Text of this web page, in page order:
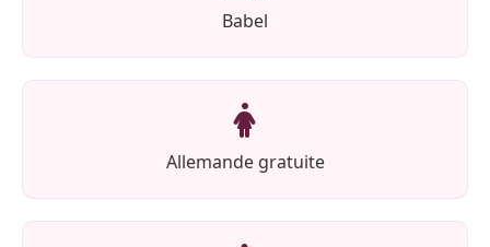
Babel
Allemande gratuite